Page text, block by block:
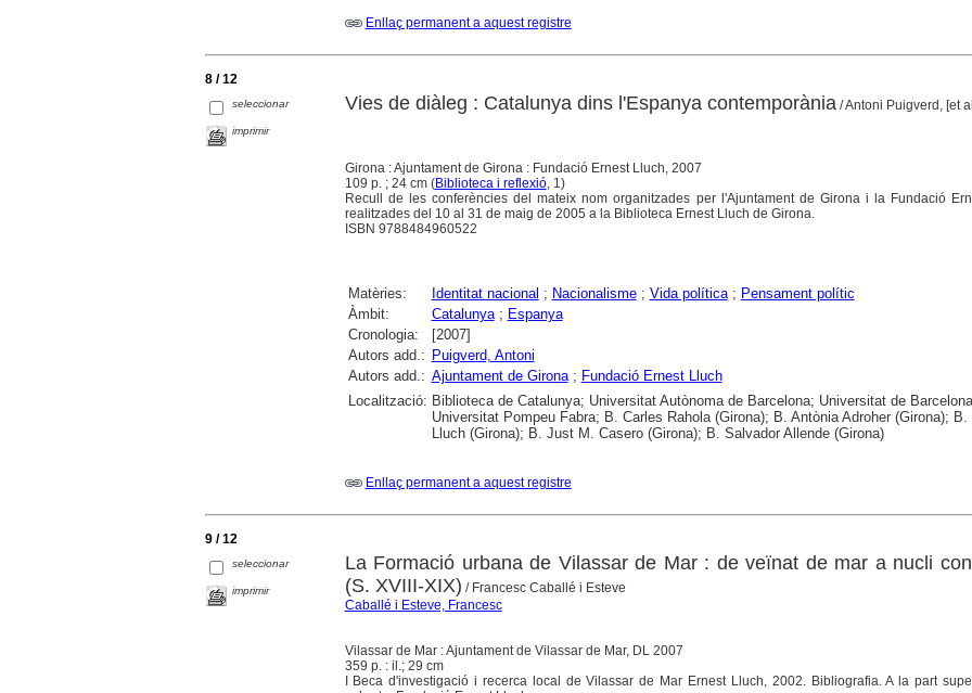
Enllaç permanent a aquest registre
8 / 12
seleccionar
imprimir
Vies de diàleg : Catalunya dins l'Espanya contemporània / Antoni Puigverd, [et
Girona : Ajuntament de Girona : Fundació Ernest Lluch, 2007
109 p. ; 24 cm (Biblioteca i reflexió, 1)
Recull de les conferències del mateix nom organitzades per l'Ajuntament de Girona i la Fundació
realitzades del 10 al 31 de maig de 2005 a la Biblioteca Ernest Lluch de Girona.
ISBN 9788484960522
Matèries: Identitat nacional ; Nacionalisme; Vida política; Pensament polític
Àmbit:
Catalunya; Espanya
Cronologia:
[2007]
Autors add.: Puigverd, Antoni
Autors add.: Ajuntament de Girona; Fundació Ernest Lluch
Localització: Biblioteca de Catalunya; Universitat Autònoma de Barcelona; Universitat de
Universitat Pompeu Fabra; B. Carles Rahola (Girona); B. Antònia Adroher (Girona); B.
Lluch (Girona); B. Just M. Casero (Girona); B. Salvador Allende (Girona)
Enllaç permanent a aquest registre
9 / 12
seleccionar
imprimir
La Formació urbana de Vilassar de Mar : de veïnat de mar a nucli
(S. XVIII-XIX) / Francesc Caballé i Esteve
Caballé i Esteve, Francesc
Vilassar de Mar : Ajuntament de Vilassar de Mar, DL 2007
359 p. : il.; 29 cm
I Beca d'investigació i recerca local de Vilassar de Mar Ernest Lluch, 2002. Bibliografia. A la part